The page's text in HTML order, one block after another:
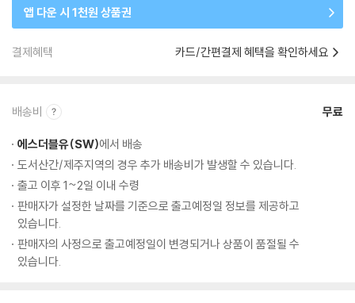
앱 다운 시 1천원 상품권
결제혜택 카드/간편결제 혜택을 확인하세요
배송비 무료
에스더블유(SW)에서 배송
도서산간/제주지역의 경우 추가 배송비가 발생할 수 있습니다.
출고 이후 1~2일 이내 수령
판매자가 설정한 날짜를 기준으로 출고예정일 정보를 제공하고
있습니다.
판매자의 사정으로 출고예정일이 변경되거나 상품이 품절될 수
있습니다.